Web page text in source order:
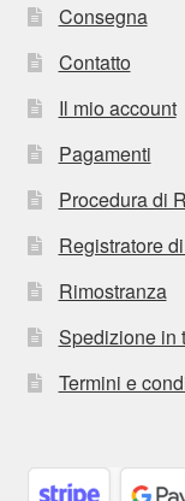
Consegna
Contatto
Il mio account
Pagamenti
Procedura di
Registratore
Rimostranza
Spedizione in
Termini e